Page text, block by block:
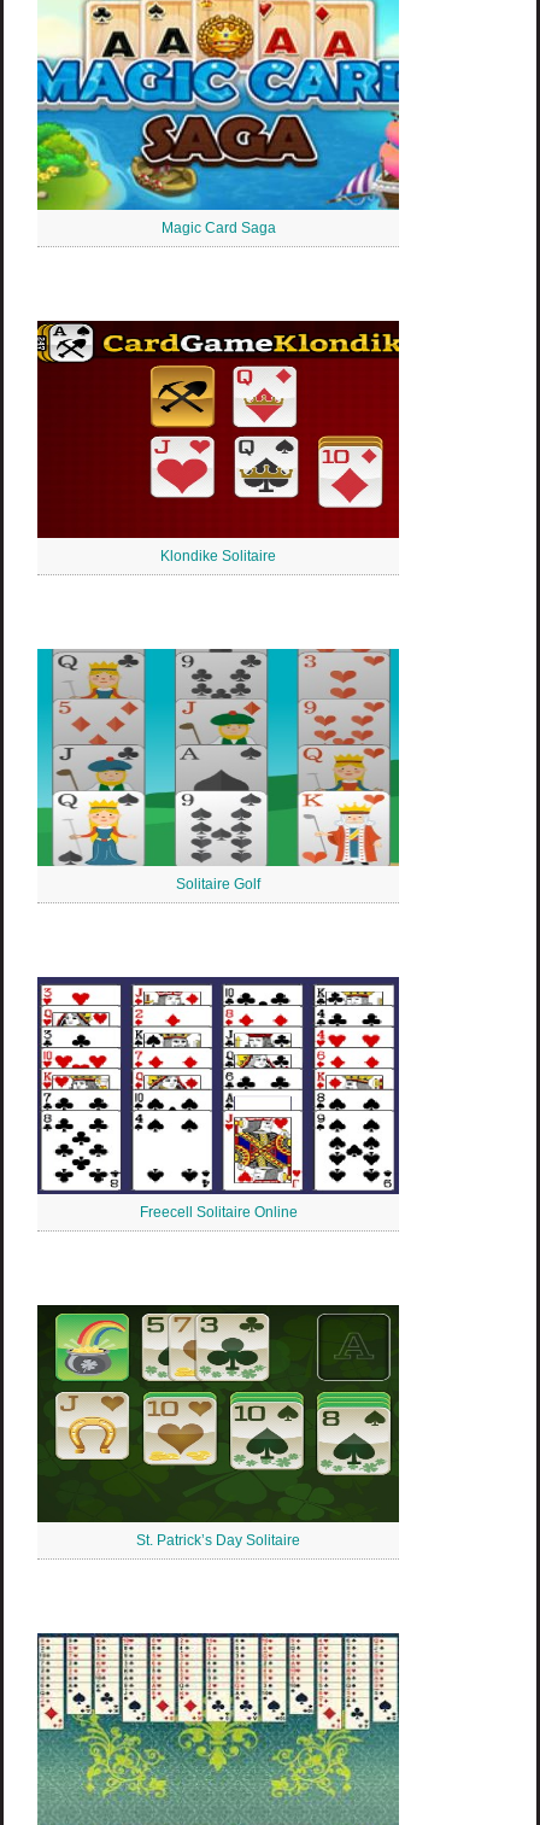
Magic Card Saga
Klondike Solitaire
Solitaire Golf
Freecell Solitaire Online
St. Patrick’s Day Solitaire